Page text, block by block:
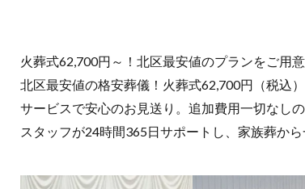
火葬式62,700円～！北区最安値のプランをご用意
北区最安値の格安葬儀！火葬式62,700円（税込
サービスで安心のお見送り。追加費用一切なし
スタッフが24時間365日サポートし、家族葬か